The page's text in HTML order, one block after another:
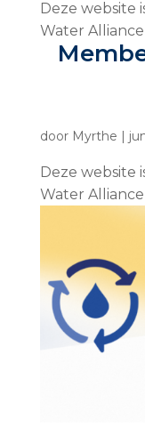
Deze website
Water
door Myrthe |
Deze website
Water